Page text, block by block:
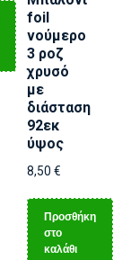
foil
νούμερο
3 ροζ
χρυσό
με
διάσταση
92εκ
ύψος
8,50 €
Προσθήκη
στο
καλάθι